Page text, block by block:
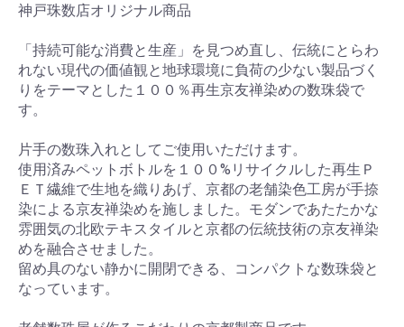
神戸珠数店オリジナル商品
「持続可能な消費と生産」を見つめ直し、伝統にとらわ
れない現代の価値観と地球環境に負荷の少ない製品づく
りをテーマとした１００％再生京友禅染めの数珠袋で
す。
片手の数珠入れとしてご使用いただけます。
使用済みペットボトルを１００%リサイクルした再生Ｐ
ＥＴ繊維で生地を織りあげ、京都の老舗染色工房が手捺
染による京友禅染めを施しました。モダンであたたかな
雰囲気の北欧テキスタイルと京都の伝統技術の京友禅染
めを融合させました。
留め具のない静かに開閉できる、コンパクトな数珠袋と
なっています。